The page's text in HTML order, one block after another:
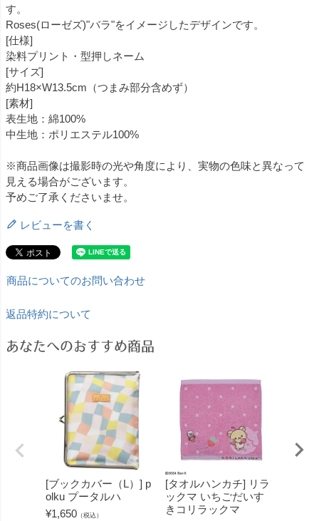
す。
Roses(ローゼズ)"バラ"をイメージしたデザインです。
[仕様]
染料プリント・型押しネーム
[サイズ]
約H18×W13.5cm（つまみ部分含めず）
[素材]
表生地：綿100%
中生地：ポリエステル100%
※商品画像は撮影時の光や角度により、実物の色味と異なって
見える場合がございます。
予めご了承くださいませ。
レビューを書く
商品についてのお問い合わせ
返品特約について
あなたへのおすすめ商品
[ブックカバー（L）] p
olku プータルハ
¥1,650 （税込）
[タオルハンカチ] リラ
ックマ いちごだいす
きコリラックマ